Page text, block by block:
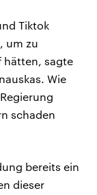
Tiktok
um zu
hätten, sagte
Wie
schaden
bereits ein
dieser